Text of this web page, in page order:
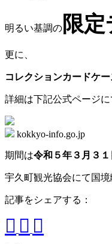
明るい基調の 限
更に、
コレクションカードケー
詳細は下記公式ページ
kokkyo-info.go.jp
期間は令和５年３月３１
宇久町観光協会にて国
記事をシェアする：